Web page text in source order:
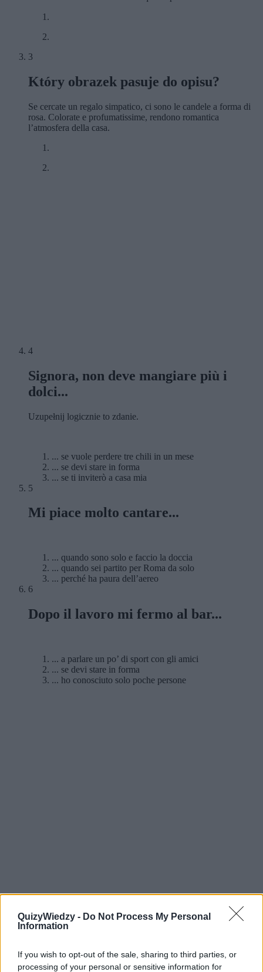
QuizyWiedzy - Do Not Process My Personal
Information
If you wish to opt-out of the sale, sharing to third parties, or
processing of your personal or sensitive information for
3
Który obrazek pasuje do opisu?
Se cercate un regalo simpatico, ci sono le candele a forma di
rosa. Colorate e profumatissime, rendono romantica
l’atmosfera della casa.
4
Signora, non deve mangiare più i
dolci...
Uzupełnij logicznie to zdanie.
... se vuole perdere tre chili in un mese
... se devi stare in forma
... se ti inviterò a casa mia
5
Mi piace molto cantare...
... quando sono solo e faccio la doccia
... quando sei partito per Roma da solo
... perché ha paura dell’aereo
6
Dopo il lavoro mi fermo al bar...
... a parlare un po’ di sport con gli amici
... se devi stare in forma
... ho conosciuto solo poche persone
7
comprato?